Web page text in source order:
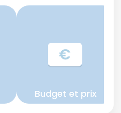
Budget et prix